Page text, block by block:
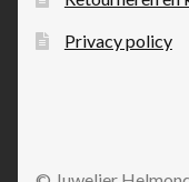
Privacy policy
© Juwelier